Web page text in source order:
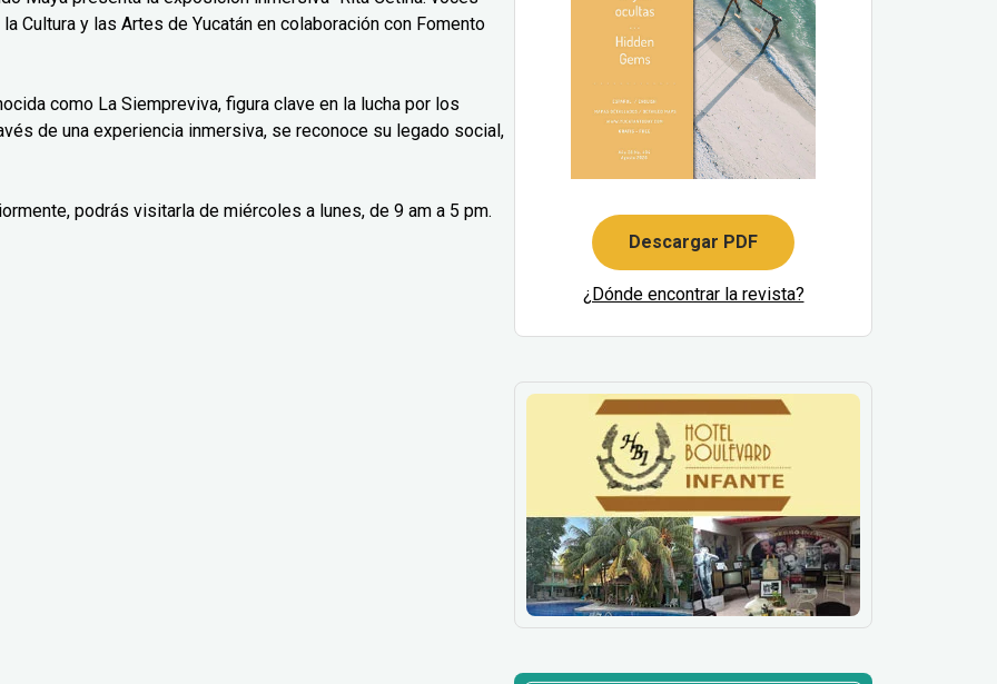
Cultura y las Artes de Yucatán en colaboración con Fomento
como La Siempreviva, figura clave en la lucha por los
de una experiencia inmersiva, se reconoce su legado social,
podrás visitarla de miércoles a lunes, de 9 am a 5 pm.
Descargar PDF
¿Dónde encontrar la revista?